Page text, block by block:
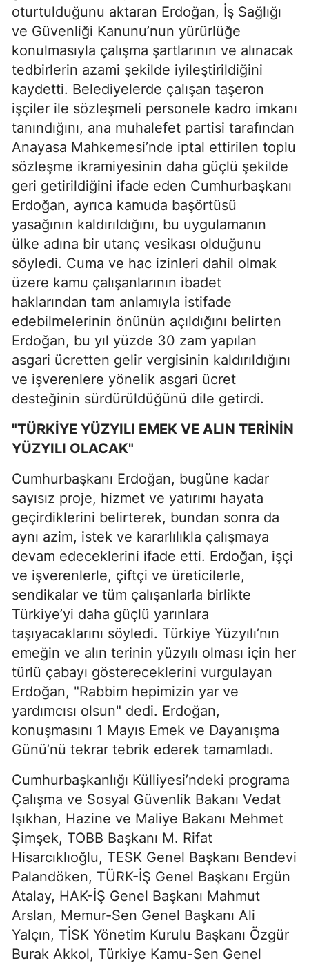
oturtulduğunu aktaran Erdoğan, İş Sağlığı
ve Güvenliği Kanunu’nun yürürlüğe
konulmasıyla çalışma şartlarının ve alınacak
tedbirlerin azami şekilde iyileştirildiğini
kaydetti. Belediyelerde çalışan taşeron
işçiler ile sözleşmeli personele kadro imkanı
tanındığını, ana muhalefet partisi tarafından
Anayasa Mahkemesi’nde iptal ettirilen toplu
sözleşme ikramiyesinin daha güçlü şekilde
geri getirildiğini ifade eden Cumhurbaşkanı
Erdoğan, ayrıca kamuda başörtüsü
yasağının kaldırıldığını, bu uygulamanın
ülke adına bir utanç vesikası olduğunu
söyledi. Cuma ve hac izinleri dahil olmak
üzere kamu çalışanlarının ibadet
haklarından tam anlamıyla istifade
edebilmelerinin önünün açıldığını belirten
Erdoğan, bu yıl yüzde 30 zam yapılan
asgari ücretten gelir vergisinin kaldırıldığını
ve işverenlere yönelik asgari ücret
desteğinin sürdürüldüğünü dile getirdi.
"TÜRKİYE YÜZYILI EMEK VE ALIN TERİNİN
YÜZYILI OLACAK"
Cumhurbaşkanı Erdoğan, bugüne kadar
sayısız proje, hizmet ve yatırımı hayata
geçirdiklerini belirterek, bundan sonra da
aynı azim, istek ve kararlılıkla çalışmaya
devam edeceklerini ifade etti. Erdoğan, işçi
ve işverenlerle, çiftçi ve üreticilerle,
sendikalar ve tüm çalışanlarla birlikte
Türkiye’yi daha güçlü yarınlara
taşıyacaklarını söyledi. Türkiye Yüzyılı’nın
emeğin ve alın terinin yüzyılı olması için her
türlü çabayı göstereceklerini vurgulayan
Erdoğan, "Rabbim hepimizin yar ve
yardımcısı olsun" dedi. Erdoğan,
konuşmasını 1 Mayıs Emek ve Dayanışma
Günü’nü tekrar tebrik ederek tamamladı.
Cumhurbaşkanlığı Külliyesi’ndeki programa
Çalışma ve Sosyal Güvenlik Bakanı Vedat
Işıkhan, Hazine ve Maliye Bakanı Mehmet
Şimşek, TOBB Başkanı M. Rifat
Hisarcıklıoğlu, TESK Genel Başkanı Bendevi
Palandöken, TÜRK-İŞ Genel Başkanı Ergün
Atalay, HAK-İŞ Genel Başkanı Mahmut
Arslan, Memur-Sen Genel Başkanı Ali
Yalçın, TİSK Yönetim Kurulu Başkanı Özgür
Burak Akkol, Türkiye Kamu-Sen Genel